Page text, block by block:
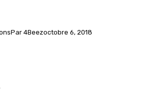
Par 4Beezoctobre 6, 2018